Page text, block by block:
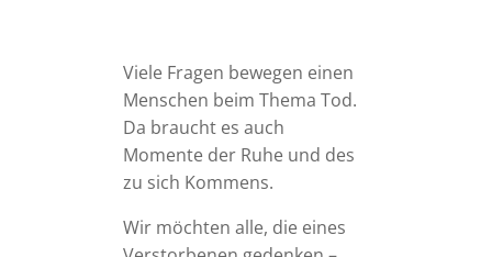
Viele Fragen bewegen einen
Menschen beim Thema Tod.
Da braucht es auch
Momente der Ruhe und des
zu sich Kommens.
Wir möchten alle, die eines